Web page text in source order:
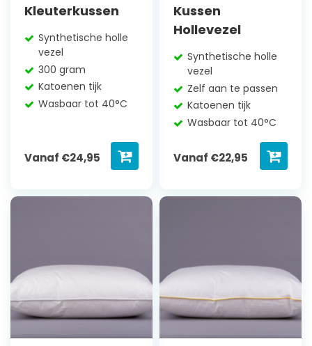
Kleuterkussen
Synthetische holle
vezel
300 gram
Katoenen tijk
Wasbaar tot 40°C
Vanaf €24,95
Kussen
Hollevezel
Synthetische holle
vezel
Zelf aan te passen
Katoenen tijk
Wasbaar tot 40°C
Vanaf €22,95